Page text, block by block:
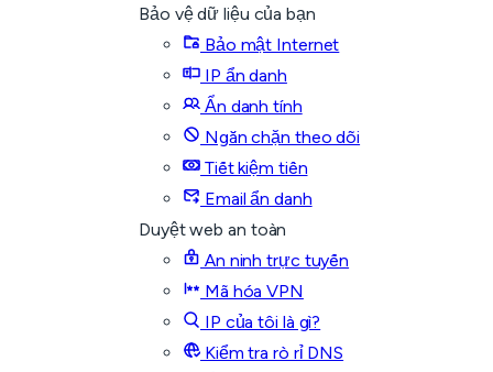
Bảo vệ dữ liệu của bạn
Bảo mật Internet
IP ẩn danh
Ẩn danh tính
Ngăn chặn theo dõi
Tiết kiệm tiền
Email ẩn danh
Duyệt web an toàn
An ninh trực tuyến
Mã hóa VPN
IP của tôi là gì?
Kiểm tra rò rỉ DNS